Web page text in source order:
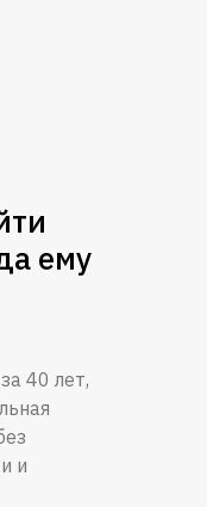
ему
40 лет,
и